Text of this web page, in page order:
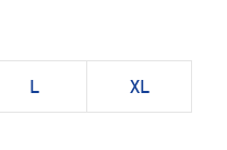
L XL